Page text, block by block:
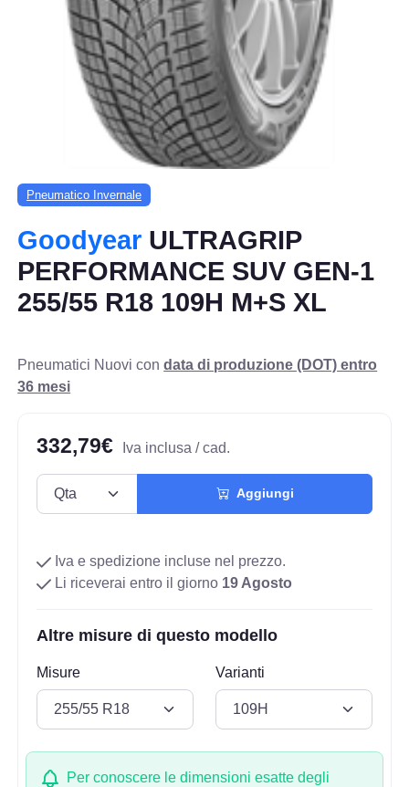
Pneumatico Invernale
Goodyear ULTRAGRIP
PERFORMANCE SUV GEN-1
255/55 R18 109H M+S XL
Pneumatici Nuovi condata di produzione (DOT) entro
36 mesi
332,79€ Iva inclusa / cad.
Aggiungi
Iva e spedizione incluse nel prezzo.
Li riceverai entro il giorno 19 Agosto
Altre misure di questo modello
Misure Varianti
Per conoscere le dimensioni esatte degli